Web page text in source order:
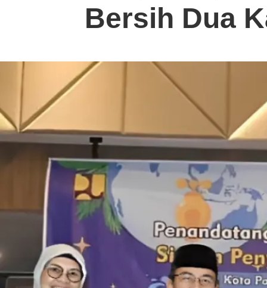
Bersih Dua